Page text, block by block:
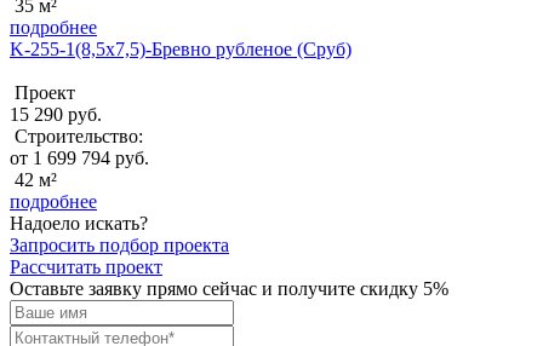
35 м²
подробнее
K-255-1(8,5x7,5)-Бревно рубленое (Сруб)
Проект
15 290 руб.
Строительство:
от 1 699 794 руб.
42 м²
подробнее
Надоело искать?
Запросить подбор проекта
Рассчитать проект
Оставьте заявку прямо сейчас и получите скидку 5%